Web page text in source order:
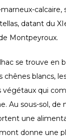
datant du
Montpeyroux.
se trouve en
chênes blancs,
végétaux qui
Au sous-sol, de
une
donne une